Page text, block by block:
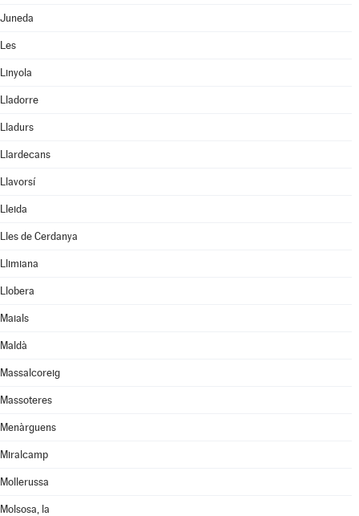
Juneda
Les
Linyola
Lladorre
Lladurs
Llardecans
Llavorsí
Lleida
Lles de Cerdanya
Llimiana
Llobera
Maials
Maldà
Massalcoreig
Massoteres
Menàrguens
Miralcamp
Mollerussa
Molsosa, la